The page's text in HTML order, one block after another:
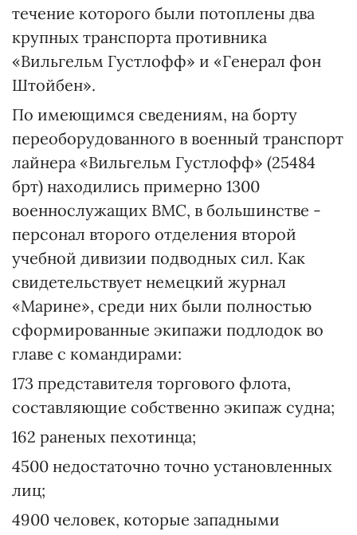
течение которого были потоплены два
крупных транспорта противника
«Вильгельм Густлофф» и «Генерал фон
Штойбен».
По имеющимся сведениям, на борту
переоборудованного в военный транспорт
лайнера «Вильгельм Густлофф» (25484
брт) находились примерно 1300
военнослужащих ВМС, в большинстве -
персонал второго отделения второй
учебной дивизии подводных сил. Как
свидетельствует немецкий журнал
«Марине», среди них были полностью
сформированные экипажи подлодок во
главе с командирами:
173 представителя торгового флота,
составляющие собственно экипаж судна;
162 раненых пехотинца;
4500 недостаточно точно установленных
лиц;
4900 человек, которые западными